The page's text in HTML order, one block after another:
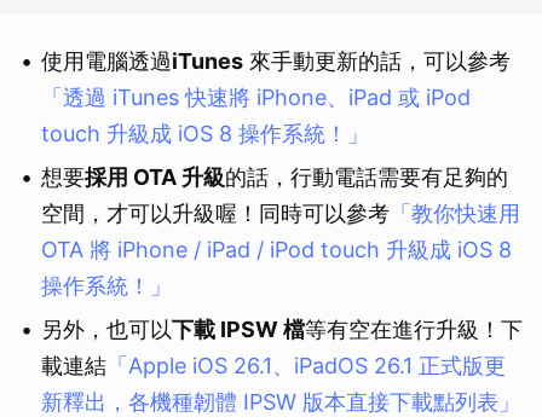
使用電腦透過iTunes 來手動更新的話，可以參考
「透過 iTunes 快速將 iPhone、iPad 或 iPod
touch 升級成 iOS 8 操作系統！」
想要採用 OTA 升級的話，行動電話需要有足夠的
空間，才可以升級喔！同時可以參考 「教你快速用
OTA 將 iPhone / iPad / iPod touch 升級成 iOS 8
操作系統！」
另外，也可以下載 IPSW 檔等有空在進行升級！下
載連結 「Apple iOS 26.1、iPadOS 26.1 正式版更
新釋出，各機種韌體 IPSW 版本直接下載點列表」